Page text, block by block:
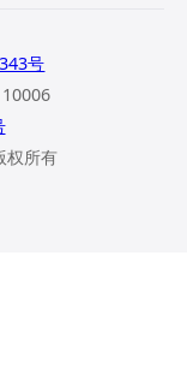
号
权所有